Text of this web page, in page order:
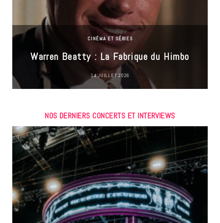
CINÉMA ET SÉRIES
Warren Beatty : La Fabrique du Himbo
14 JUILLET 2026
NOS DERNIERS CONCERTS ET INTERVIEWS